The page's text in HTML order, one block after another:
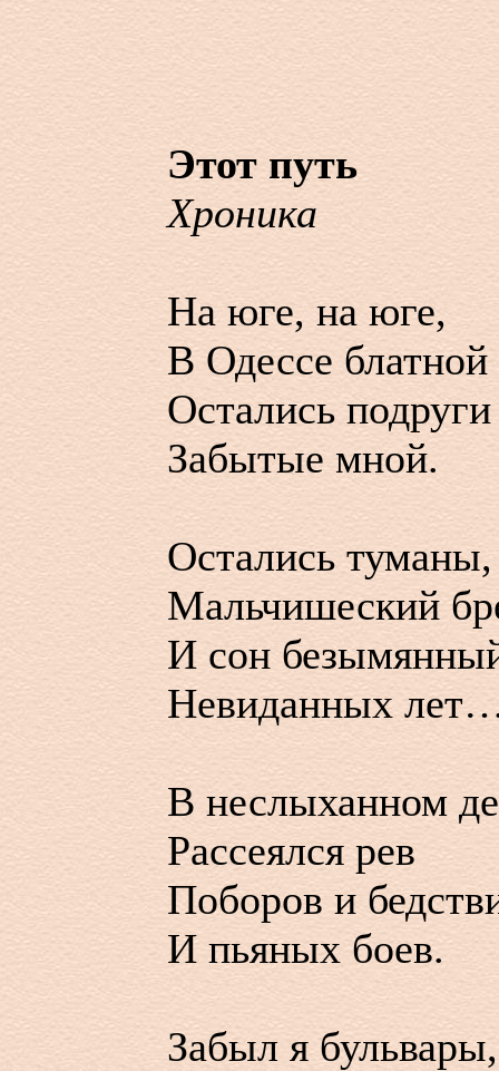
Этот путь
Хроника
На юге, на юге,
В Одессе блатной
Остались подруги
Забытые мной.
Остались туманы,
Мальчишеский
И сон
Невиданных
В неслыханном
Рассеялся рев
Поборов и
И пьяных боев.
Забыл я бульвары,